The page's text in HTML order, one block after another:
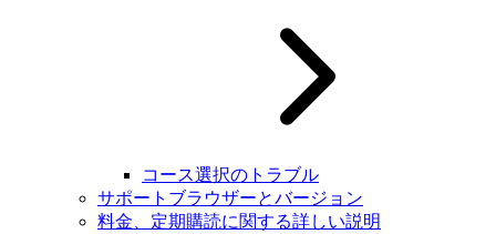
コース選択のトラブル
サポートブラウザーとバージョン
料金、定期購読に関する詳しい説明